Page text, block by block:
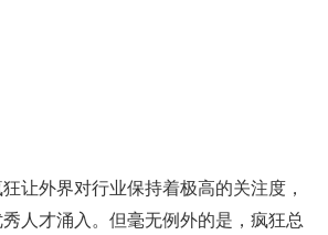
让外界对行业保持着极高的关注度，
人才涌入。但毫无例外的是，疯狂总